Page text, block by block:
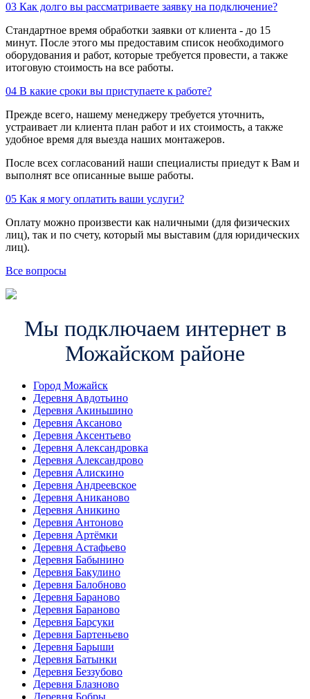
03 Как долго вы рассматриваете заявку на подключение?
Стандартное время обработки заявки от клиента - до 15
минут. После этого мы предоставим список необходимого
оборудования и работ, которые требуется провести, а также
итоговую стоимость на все работы.
04 В какие сроки вы приступаете к работе?
Прежде всего, нашему менеджеру требуется уточнить,
устраивает ли клиента план работ и их стоимость, а также
удобное время для выезда наших монтажеров.
После всех согласований наши специалисты приедут к Вам и
выполнят все описанные выше работы.
05 Как я могу оплатить ваши услуги?
Оплату можно произвести как наличными (для физических
лиц), так и по счету, который мы выставим (для юридических
лиц).
Все вопросы
Мы подключаем интернет в
Можайском районе
Город Можайск
Деревня Авдотьино
Деревня Акиньшино
Деревня Аксаново
Деревня Аксентьево
Деревня Александровка
Деревня Александрово
Деревня Алискино
Деревня Андреевское
Деревня Аниканово
Деревня Аникино
Деревня Антоново
Деревня Артёмки
Деревня Астафьево
Деревня Бабынино
Деревня Бакулино
Деревня Балобново
Деревня Бараново
Деревня Бараново
Деревня Барсуки
Деревня Бартеньево
Деревня Барыши
Деревня Батынки
Деревня Беззубово
Деревня Блазново
Деревня Бобры